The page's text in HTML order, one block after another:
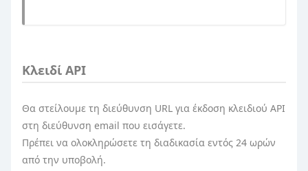
Κλειδί API
Θα στείλουμε τη διεύθυνση URL για έκδοση κλειδιού API
στη διεύθυνση email που εισάγετε.
Πρέπει να ολοκληρώσετε τη διαδικασία εντός 24 ωρών
από την υποβολή.